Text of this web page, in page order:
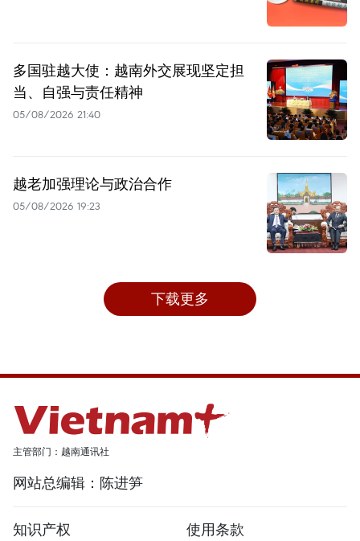
多国驻越大使：越南外交展现坚定担
当、自强与责任精神
05/08/2026 21:40
越老加强理论与政治合作
05/08/2026 19:23
下载更多
主管部门：越南通讯社
网站总编辑：陈进笋
知识产权 使用条款